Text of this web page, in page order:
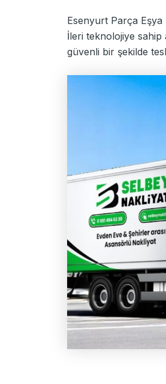
Esenyurt Parça Eşya
İleri teknolojiye sahip
güvenli bir şekilde